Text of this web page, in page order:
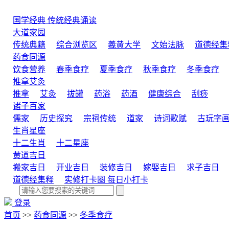
国学经典 传统经典诵读
大道家园
传统典籍
综合浏览区 羲黄大学 文始法脉
道德经集
药食同源
饮食营养
春季食疗 夏季食疗 秋季食疗 冬季食疗
推拿艾灸
推拿
艾灸 拔罐 药浴 药酒 健康综合
刮痧
诸子百家
儒家
历史探究 宗祠传统 道家 诗词歌赋 古玩字画
生肖星座
十二生肖
十二星座
黄道吉日
搬家吉日
开业吉日 装修吉日 嫁娶吉日
求子吉日
道德经集释
实修打卡圈 每日小打卡
登录
首页 >> 药食同源 >> 冬季食疗